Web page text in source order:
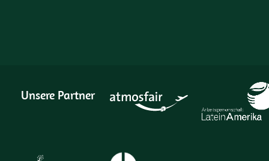
Unsere Partner